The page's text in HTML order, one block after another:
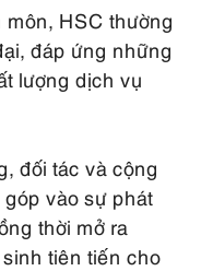
HSC thường
đáp ứng những
lượng dịch vụ
đối tác và cộng
vào sự phát
thời mở ra
tiên tiến cho